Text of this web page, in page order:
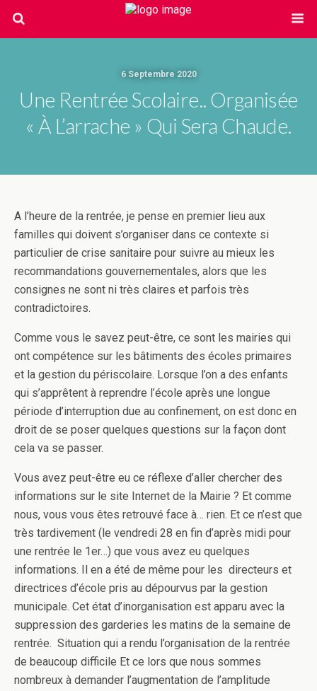
6 Septembre 2020
Une Rentrée Scolaire.. Organisée
« À L’arrache » Qui Sera Chaude.
A l’heure de la rentrée, je pense en premier lieu aux
familles qui doivent s’organiser dans ce contexte si
particulier de crise sanitaire pour suivre au mieux les
recommandations gouvernementales, alors que les
consignes ne sont ni très claires et parfois très
contradictoires.
Comme vous le savez peut-être, ce sont les mairies qui
ont compétence sur les bâtiments des écoles primaires
et la gestion du périscolaire. Lorsque l’on a des enfants
qui s’apprêtent à reprendre l’école après une longue
période d’interruption due au confinement, on est donc en
droit de se poser quelques questions sur la façon dont
cela va se passer.
Vous avez peut-être eu ce réflexe d’aller chercher des
informations sur le site Internet de la Mairie ? Et comme
nous, vous vous êtes retrouvé face à… rien. Et ce n’est que
très tardivement (le vendredi 28 en fin d’après midi pour
une rentrée le 1er…) que vous avez eu quelques
informations. Il en a été de même pour les directeurs et
directrices d’école pris au dépourvus par la gestion
municipale. Cet état d’inorganisation est apparu avec la
suppression des garderies les matins de la semaine de
rentrée. Situation qui a rendu l’organisation de la rentrée
de beaucoup difficile Et ce lors que nous sommes
nombreux à demander l’augmentation de l’amplitude